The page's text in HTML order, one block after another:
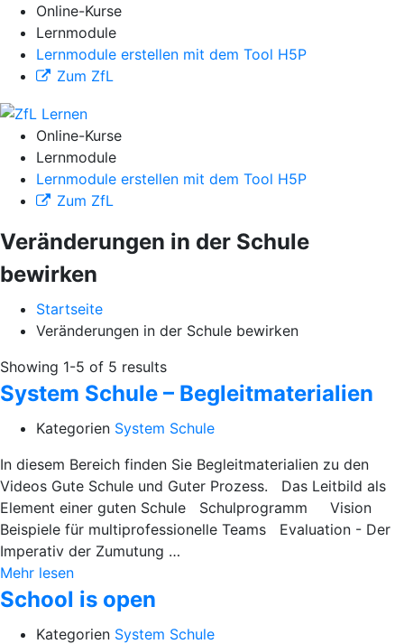
Online-Kurse
Lernmodule
Lernmodule erstellen mit dem Tool H5P
Zum ZfL
Online-Kurse
Lernmodule
Lernmodule erstellen mit dem Tool H5P
Zum ZfL
Veränderungen in der Schule
bewirken
Startseite
Veränderungen in der Schule bewirken
Showing 1-5 of 5 results
System Schule – Begleitmaterialien
Kategorien System Schule
In diesem Bereich finden Sie Begleitmaterialien zu den
Videos Gute Schule und Guter Prozess. Das Leitbild als
Element einer guten Schule Schulprogramm Vision
Beispiele für multiprofessionelle Teams Evaluation - Der
Imperativ der Zumutung …
Mehr lesen
School is open
Kategorien System Schule